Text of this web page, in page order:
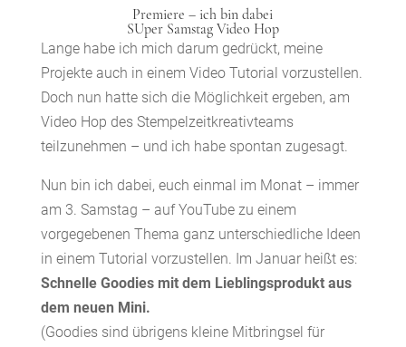
Premiere – ich bin dabei
SUper Samstag Video Hop
Lange habe ich mich darum gedrückt, meine
Projekte auch in einem Video Tutorial vorzustellen.
Doch nun hatte sich die Möglichkeit ergeben, am
Video Hop des Stempelzeitkreativteams
teilzunehmen – und ich habe spontan zugesagt.
Nun bin ich dabei, euch einmal im Monat – immer
am 3. Samstag – auf YouTube zu einem
vorgegebenen Thema ganz unterschiedliche Ideen
in einem Tutorial vorzustellen. Im Januar heißt es:
Schnelle Goodies mit dem Lieblingsprodukt aus
dem neuen Mini.
(Goodies sind übrigens kleine Mitbringsel für